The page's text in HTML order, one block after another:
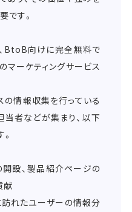
です。
BtoB向けに完全無料で
マーケティングサービス
の情報収集を行っている
者などが集まり、以下
開設、製品紹介ページの
献
訪れたユーザーの情報分